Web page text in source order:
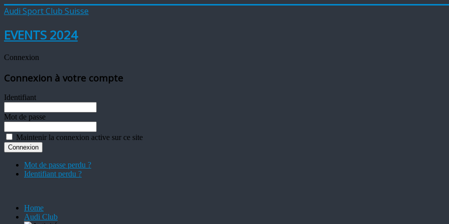
Audi Sport Club Suisse
EVENTS 2024
Connexion
Connexion à votre compte
Identifiant
Mot de passe
Maintenir la connexion active sur ce site
Mot de passe perdu ?
Identifiant perdu ?
Home
Audi Club